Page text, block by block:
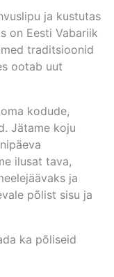
ja kustutas
on Eesti Vabariik
traditsioonid
ootab uut
kodude,
Jätame koju
ilusat tava,
ja
põlist sisu ja
ka põliseid